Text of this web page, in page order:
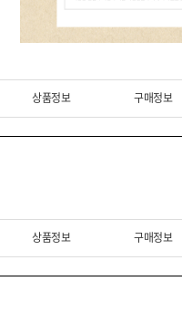
상품정보 구매정보
상품정보 구매정보